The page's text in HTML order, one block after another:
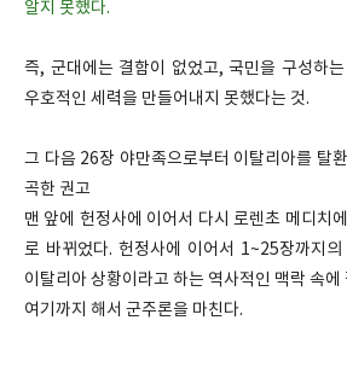
알지 못했다.
즉, 군대에는 결함이 없었고, 국민을 구성하
우호적인 세력을 만들어내지 못했다는 것.
그 다음 26장 야만족으로부터 이탈리아를 탈
곡한 권고
맨 앞에 헌정사에 이어서 다시 로렌초 메디치
로 바뀌었다. 헌정사에 이어서 1~25장까지의
이탈리아 상황이라고 하는 역사적인 맥락 속에
여기까지 해서 군주론을 마친다.